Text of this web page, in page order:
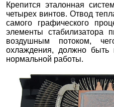
Крепится эталонная
четырех винтов. Отвод
самого графического
элементы стабилизатора
воздушным потоком,
охлаждения, должно быть
нормальной работы.